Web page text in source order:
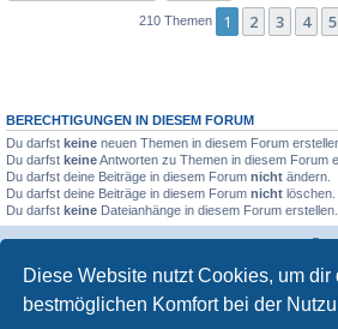
Diese Website nutzt Cookies, um dir
bestmöglichen Komfort bei der
210 Themen 1 2 3 4 5
BERECHTIGUNGEN IN DIESEM FORUM
Du darfst keine neuen Themen in diesem Forum
Du darfst keineAntworten zu Themen in diesem Forum
Du darfst deine Beiträge in diesem Forum nicht ändern.
Du darfst deine Beiträge in diesem Forum nicht löschen.
Du darfst keine Dateianhänge in diesem Forum erstellen.